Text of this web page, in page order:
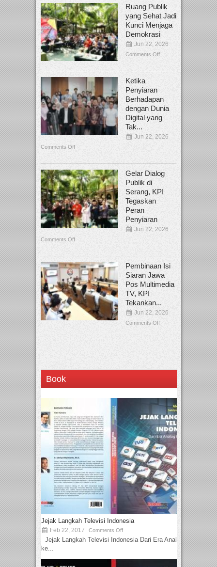
Ruang Publik
yang Sehat Jadi
Kunci Menjaga
Demokrasi
Jun 22, 2026
Comments Off
Ketika
Penyiaran
Berhadapan
dengan Dunia
Digital yang
Tak...
Jun 22, 2026
Comments Off
Gelar Dialog
Publik di
Serang, KPI
Tegaskan
Peran
Penyiaran
Jun 22, 2026
Comments Off
Pembinaan Isi
Siaran Jawa
Pos Multimedia
TV, KPI
Tekankan...
Jun 22, 2026
Comments Off
Book
Jejak Langkah Televisi Indonesia
Feb 22, 2017 Comments Off
Jejak Langkah Televisi Indonesia Dari Era Analog
ke...